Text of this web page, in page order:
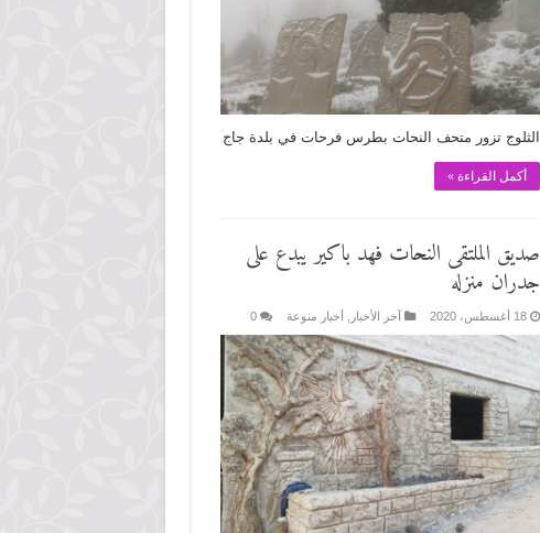
الثلوج تزور متحف النحات بطرس فرحات في بلدة جاج
أكمل القراءة »
صديق الملتقى النحات فهد باكير يبدع على
جدران منزله
18 أغسطس، 2020 آخر الأخبار أخبار منوعة 0